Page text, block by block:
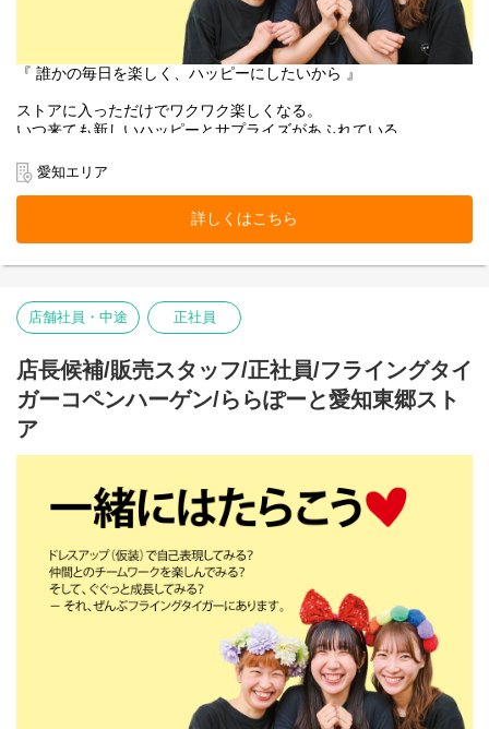
『 誰かの毎日を楽しく、ハッピーにしたいから 』
ストアに入っただけでワクワク楽しくなる。
いつ来ても新しいハッピーとサプライズがあふれている。
働くスタッフ自身がブランドのファンで、商品を愛しているか
ら。
そして売り場づくりを伸び伸び楽しめるカルチャーがあるから。
お客様だけでなく、スタッフも自然に笑顔になれるのが
Flying Tiger Copenhagenという場所です。
イオンモール東浦ストアで、私たちのチームの一員になりません
か。
■お店の雰囲気はブログでご覧いただけます！
https://blog.jp.flyingtiger.com/brand/flying-tiger-
copenhagen/shop/aeonmallhigashiura
愛知エリア
詳しくはこちら
店舗社員・中途 正社員
店長候補/販売スタッフ/正社員/フライングタイ
ガーコペンハーゲン/ららぽーと愛知東郷スト
ア